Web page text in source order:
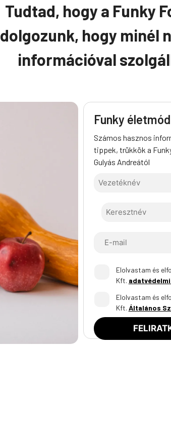
Tudtad, hogy a Funky
dolgozunk, hogy minél
információval
Funky életmód
Számos hasznos
tippek, trükkök a
Gulyás Andreától
Elolvastam és
Kft.
Elolvastam és
Kft. Általános